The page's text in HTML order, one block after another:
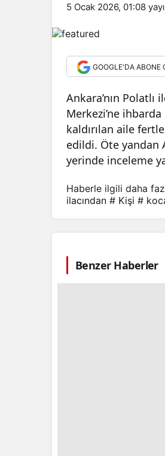
5 Ocak 2026, 01:08
GOOGLE'DA ABONE
Ankara’nın Polatlı
Merkezi’ne
kaldırılan aile
edildi. Öte yandan
yerinde inceleme
Haberle ilgili daha
ilacından # Kişi #
Benzer Haberler